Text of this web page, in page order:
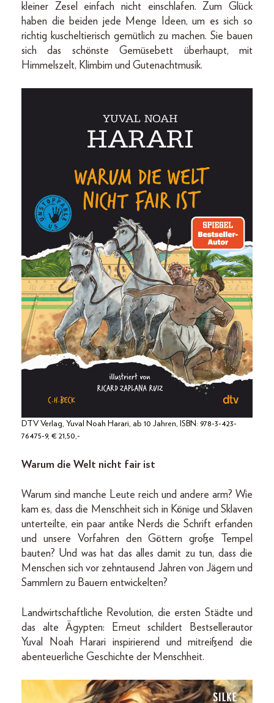
kleiner Zesel einfach nicht einschlafen. Zum Glück
haben die beiden jede Menge Ideen, um es sich so
richtig kuscheltierisch gemütlich zu machen. Sie bauen
sich das schönste Gemüsebett überhaupt, mit
Himmelszelt, Klimbim und Gutenachtmusik.
DTV Verlag, Yuval Noah Harari, ab 10 Jahren, ISBN: 978-3-423-
76475-9, € 21,50,-
Warum die Welt nicht fair ist
Warum sind manche Leute reich und andere arm? Wie
kam es, dass die Menschheit sich in Könige und Sklaven
unterteilte, ein paar antike Nerds die Schrift erfanden
und unsere Vorfahren den Göttern große Tempel
bauten? Und was hat das alles damit zu tun, dass die
Menschen sich vor zehntausend Jahren von Jägern und
Sammlern zu Bauern entwickelten?
Landwirtschaftliche Revolution, die ersten Städte und
das alte Ägypten: Erneut schildert Bestsellerautor
Yuval Noah Harari inspirierend und mitreißend die
abenteuerliche Geschichte der Menschheit.